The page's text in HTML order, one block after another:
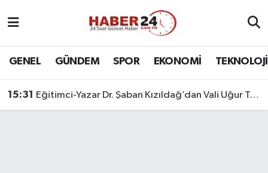
GENEL GÜNDEM SPOR EKONOMİ TEKNOLOJİ
15:31 Eğitimci-Yazar Dr. Şaban Kızıldağ’dan Vali Uğur Turan’a Ziyaret
Nöbetçi Eczaneler